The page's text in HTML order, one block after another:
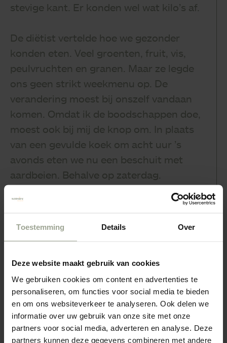
Toestemming Details Over
Deze website maakt gebruik van cookies
We gebruiken cookies om content en advertenties te
personaliseren, om functies voor social media te bieden
en om ons websiteverkeer te analyseren. Ook delen we
informatie over uw gebruik van onze site met onze
partners voor social media, adverteren en analyse. Deze
partners kunnen deze gegevens combineren met andere
stevige kant. Er konden wel wat kilo’s af.
De diëtist vertelde hoe we gezonder
konden eten. Veel groenten, fruit, vis,
peulvruchten en granen. Maar ze legde
ons geen strikt weekmenu op. De
verandering moest bij onszelf vandaan
komen. Omdat ik de boodschappen doe,
moest ook bij mij de knop om. In plaats
van een gevulde koek om acht uur ’s
avonds eten we nu een beschuit met
aardbeien. Behalve op zaterdag.
Bij u in de buurt
De diëtisten van Sensire houden spreekuur op
afspraak op de volgende vier centrale locaties in de
regio Oost-Gelderland: Doetinchem, Gorssel, Wehl en
Zutphen. In veel gevallen is een consult van de diëtist